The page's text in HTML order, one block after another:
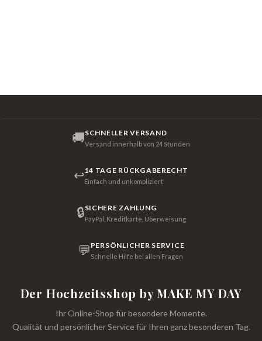
🚚SCHNELLER VERSAND
Versand innerhalb von 24 Stunden
↩14 TAGE RÜCKGABERECHT
Einfach und unkompliziert
🔒SICHERE ZAHLUNG
PayPal, Kreditkarte, Überweisung
💬 PERSÖNLICHER SERVICE
Schnelle Hilfe bei allen Fragen
Der Hochzeitsshop by MAKE MY DAY
Ihr Online-Shop für besondere Momente.
Qualität und persönlicher Service für Ihren ganz besonderen Tag.